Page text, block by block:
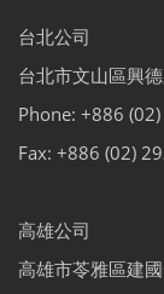
台北公司
台北市文山區興
Phone: +886
Fax: +886 (02)
高雄公司
高雄市苓雅區建